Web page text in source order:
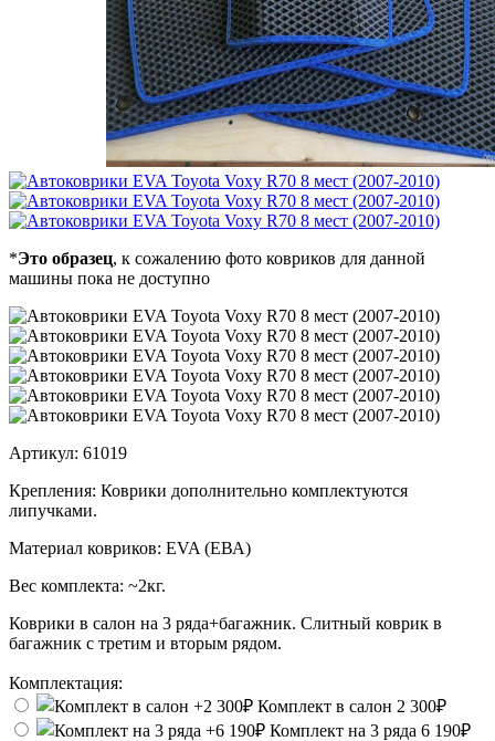
*Это образец, к сожалению фото ковриков для данной
машины пока не доступно
Артикул: 61019
Крепления: Коврики дополнительно комплектуются
липучками.
Материал ковриков: EVA (ЕВА)
Вес комплекта: ~2кг.
Коврики в салон на 3 ряда+багажник. Слитный коврик в
багажник с третим и вторым рядом.
Комплектация:
Комплект в салон 2 300₽
Комплект на 3 ряда 6 190₽